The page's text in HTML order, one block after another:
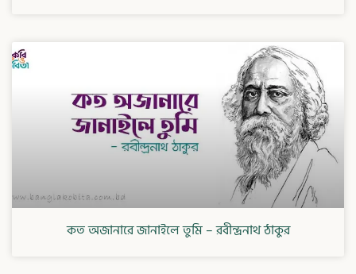
কত অজানারে জানাইলে তুমি – রবীন্দ্রনাথ ঠাকুর